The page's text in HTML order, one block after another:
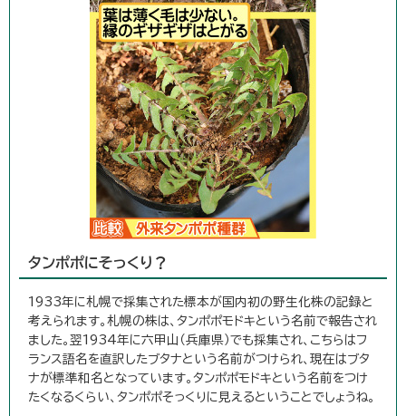
タンポポにそっくり？
1933年に札幌で採集された標本が国内初の野生化株の記録と
考えられます。札幌の株は、タンポポモドキという名前で報告され
ました。翌1934年に六甲山（兵庫県）でも採集され、こちらはフ
ランス語名を直訳したブタナという名前がつけられ、現在はブタ
ナが標準和名となっています。タンポポモドキという名前をつけ
たくなるくらい、タンポポそっくりに見えるということでしょうね。